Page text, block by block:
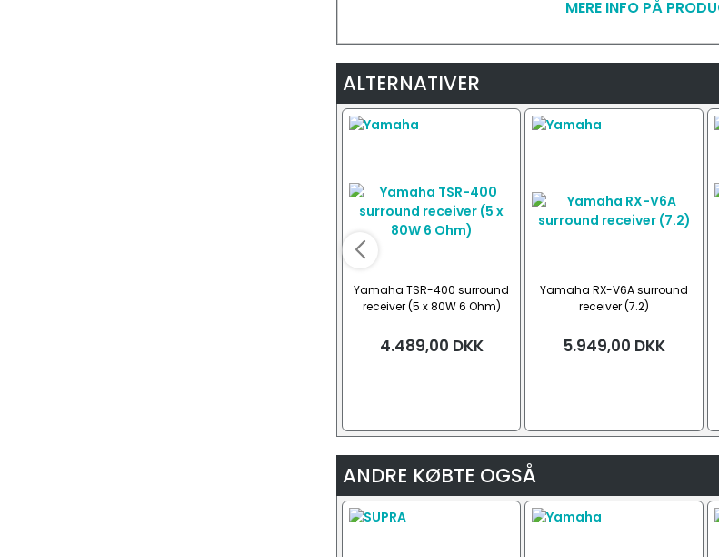
MERE INFO PÅ
ALTERNATIVER
Yamaha TSR-400 surround
receiver (5 x 80W 6 Ohm)
4.489,00 DKK
Yamaha RX-V6A surround
receiver (7.2)
5.949,00 DKK
ANDRE KØBTE OGSÅ